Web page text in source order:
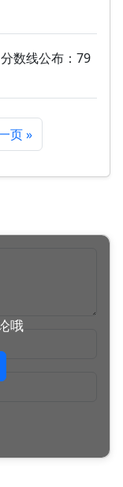
数线公布：79
页 »
哦